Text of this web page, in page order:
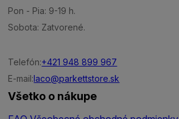
Pon - Pia: 9-19 h.
Sobota: Zatvorené.
Telefón:+421 948 899 967
E-mail:laco@parkettstore.sk
Všetko o nákupe